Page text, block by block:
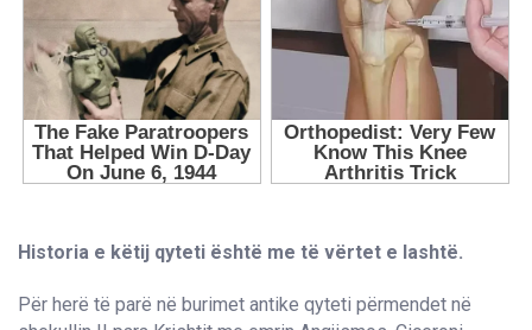
Historia e këtij qyteti është me të vërtet e lashtë.
Për herë të parë në burimet antike qyteti përmendet në